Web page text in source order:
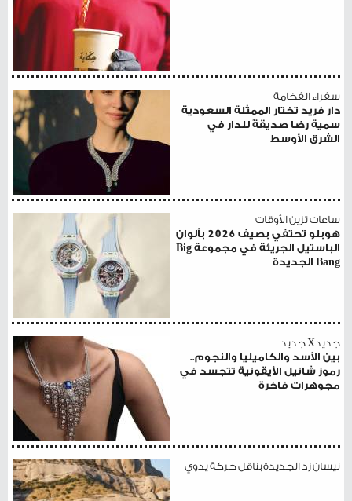
سفراء الفخامة
دار فريد تختار الممثلة السعودية
سمية رضا صديقةً للدار في
الشرق الأوسط
ساعات تزين الأوقات
هوبلو تحتفي بصيف 2026 بألوان
الباستيل الجريئة في مجموعة Big
Bang الجديدة
جديدX جديد
بين الأسد والكاميليا والنجوم..
رموز شانيل الأيقونية تتجسد في
مجوهرات فاخرة
نيسان زد الجديدة بناقل حركة يدوي